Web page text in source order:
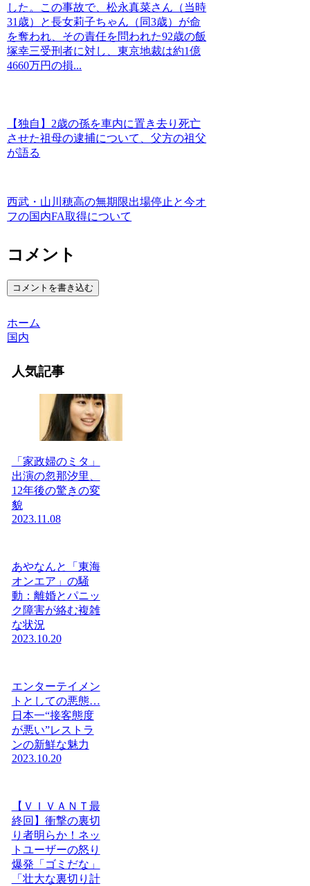
した。この事故で、松永真菜さん（当時
31歳）と長女莉子ちゃん（同3歳）が命
を奪われ、その責任を問われた92歳の飯
塚幸三受刑者に対し、東京地裁は約1億
4660万円の損...
【独自】2歳の孫を車内に置き去り死亡
させた祖母の逮捕について、父方の祖父
が語る
西武・山川穂高の無期限出場停止と今オ
フの国内FA取得について
コメント
コメントを書き込む
ホーム
国内
人気記事
「家政婦のミタ」
出演の忽那汐里、
12年後の驚きの変
貌
2023.11.08
あやなんと「東海
オンエア」の騒
動：離婚とパニッ
ク障害が絡む複雑
な状況
2023.10.20
エンターテイメン
トとしての悪態…
日本一“接客態度
が悪い”レストラ
ンの新鮮な魅力
2023.10.20
【ＶＩＶＡＮＴ最
終回】衝撃の裏切
り者明らか！ネッ
トユーザーの怒り
爆発「ゴミだな」
「壮大な裏切り計